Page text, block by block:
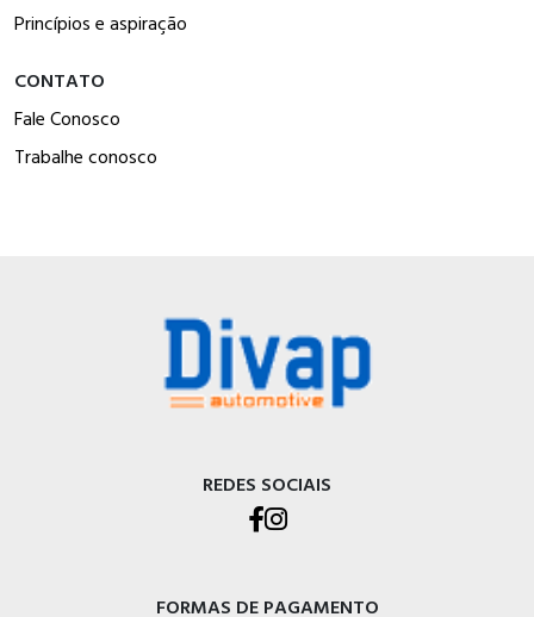
Princípios e aspiração
CONTATO
Fale Conosco
Trabalhe conosco
REDES SOCIAIS
FORMAS DE PAGAMENTO